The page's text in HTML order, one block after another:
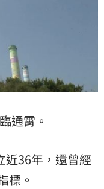
通霄。
近36年，還曾經
標。